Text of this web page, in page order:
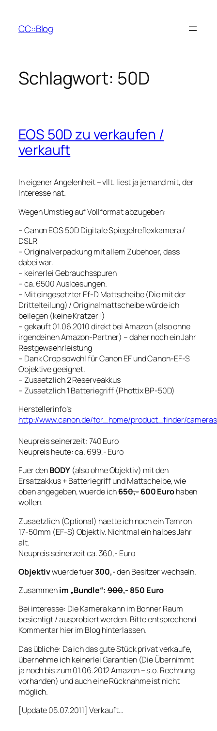
springen
CC::Blog
Schlagwort: 50D
EOS 50D zu verkaufen /
verkauft
In eigener Angelenheit – vllt. liest ja jemand mit, der
Interesse hat.
Wegen Umstieg auf Vollformat abzugeben:
– Canon EOS 50D Digitale Spiegelreflexkamera /
DSLR
– Originalverpackung mit allem Zubehoer, dass
dabei war.
– keinerlei Gebrauchsspuren
– ca. 6500 Ausloesungen.
– Mit eingesetzter Ef-D Mattscheibe (Die mit der
Drittelteilung) / Originalmattscheibe würde ich
beilegen (keine Kratzer !)
– gekauft 01.06.2010 direkt bei Amazon (also ohne
irgendeinen Amazon-Partner) – daher noch ein Jahr
Restgewaehrleistung
– Dank Crop sowohl für Canon EF und Canon-EF-S
Objektive geeignet.
– Zusaetzlich 2 Reserveakkus
– Zusaetzlich 1 Batteriegriff (Phottix BP-50D)
Herstellerinfo’s:
http://www.canon.de/for_home/product_finder/
Neupreis seinerzeit: 740 Euro
Neupreis heute: ca. 699,- Euro
Fuer denBODY(also ohne Objektiv) mit den
Ersatzakkus + Batteriegriff und Mattscheibe, wie
oben angegeben, wuerde ich650,-600 Eurohaben
wollen.
Zusaetzlich (Optional) haette ich noch ein Tamron
17-50mm (EF-S) Objektiv. Nichtmal ein halbes Jahr
alt.
Neupreis seinerzeit ca. 360,- Euro
Objektivwuerde fuer300,-den Besitzer wechseln.
Zusammenim „Bundle“:900,- 850 Euro
Bei interesse: Die Kamera kann im Bonner Raum
besichtigt / ausprobiert werden. Bitte entsprechend
Kommentar hier im Blog hinterlassen.
Das übliche: Da ich das gute Stück privat verkaufe,
übernehme ich keinerlei Garantien (Die Übernimmt
ja noch bis zum 01.06.2012 Amazon – s.o. Rechnung
vorhanden) und auch eine Rücknahme ist nicht
möglich.
[Update 05.07.2011] Verkauft…